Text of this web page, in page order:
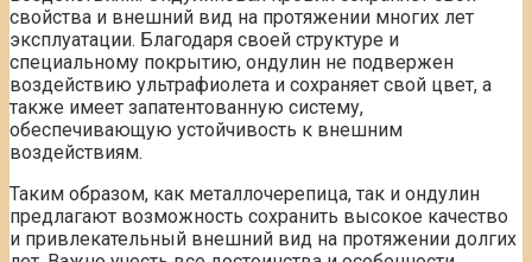
свойства и внешний вид на протяжении многих лет
эксплуатации. Благодаря своей структуре и
специальному покрытию, ондулин не подвержен
воздействию ультрафиолета и сохраняет свой цвет, а
также имеет запатентованную систему,
обеспечивающую устойчивость к внешним
воздействиям.
Таким образом, как металлочерепица, так и ондулин
предлагают возможность сохранить высокое качество
и привлекательный внешний вид на протяжении долгих